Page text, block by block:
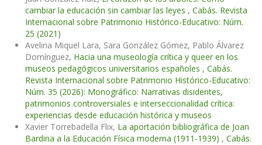
cambiar la educación sin cambiar las leyes , Cabás. Revista
Internacional sobre Patrimonio Histórico-Educativo: Núm.
25 (2021)
Avelina Miquel Lara, Sara González Gómez, Pablo Álvarez
Domínguez, Hacia una museología crítica y queer en los
museos pedagógicos universitarios españoles , Cabás.
Revista Internacional sobre Patrimonio Histórico-Educativo:
Núm. 35 (2026): Monográfico: Narrativas disidentes,
patrimonios controversiales e interseccionalidad crítica:
experiencias desde educación histórica y museos
Xavier Torrebadella Flix, La aportación bibliográfica de Joan
Bardina a la Educación Física moderna (1911-1939) , Cabás.